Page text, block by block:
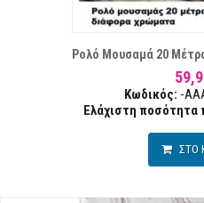
Ρολό Μουσαμά 20
Κωδικός: -
Ελάχιστη ποσότητα
ΣΤΟ